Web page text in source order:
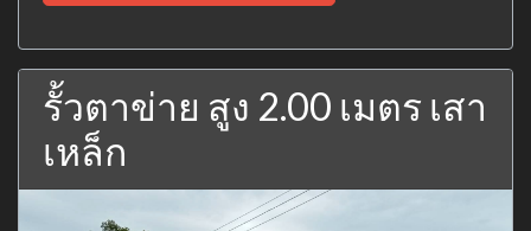
รั้วตาข่าย สูง 2.00 เมตร เสา
เหล็ก